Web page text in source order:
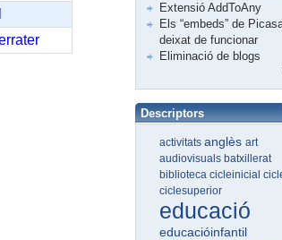
Extensió AddToAny
Els “embeds” de
deixat de funcionar
Eliminació de blogs
Descriptors
activitatsanglèsart
audiovisualsbatxillerat
bibliotecacicleinicial
ciclesuperior
educació
educacióinfantil